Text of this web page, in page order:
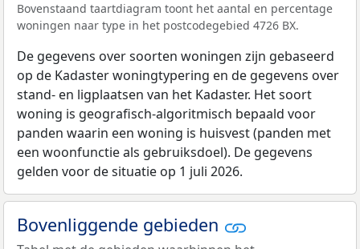
Bovenstaand taartdiagram toont het aantal en percentage
woningen naar type in het postcodegebied 4726 BX.
De gegevens over soorten woningen zijn gebaseerd
op de Kadaster woningtypering en de gegevens over
stand- en ligplaatsen van het Kadaster. Het soort
woning is geografisch-algoritmisch bepaald voor
panden waarin een woning is huisvest (panden met
een woonfunctie als gebruiksdoel). De gegevens
gelden voor de situatie op 1 juli 2026.
Bovenliggende gebieden